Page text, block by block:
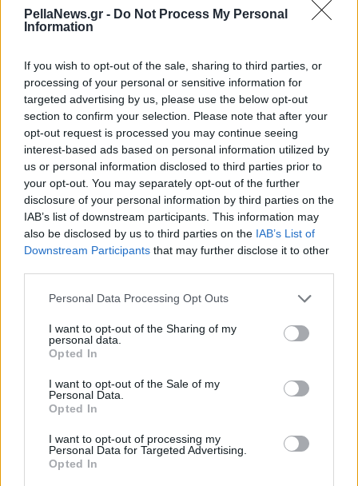
PellaNews.gr - Do Not Process My Personal
Information
If you wish to opt-out of the sale, sharing to third parties, or
processing of your personal or sensitive information for
targeted advertising by us, please use the below opt-out
section to confirm your selection. Please note that after your
opt-out request is processed you may continue seeing
interest-based ads based on personal information utilized by
us or personal information disclosed to third parties prior to
your opt-out. You may separately opt-out of the further
disclosure of your personal information by third parties on the
IAB’s list of downstream participants. This information may
also be disclosed by us to third parties on the IAB’s List of
Downstream Participants that may further disclose it to other
Personal Data Processing Opt Outs
I want to opt-out of the Sharing of my
personal data.
Opted In
I want to opt-out of the Sale of my
Personal Data.
Opted In
I want to opt-out of processing my
Personal Data for Targeted Advertising.
Opted In
- Απόφαση εισαγγελέα
Λύκοι στην Υδραία
Αντιδράσεις
Ευρωπαϊκή εντολή για
την εξόντωση των